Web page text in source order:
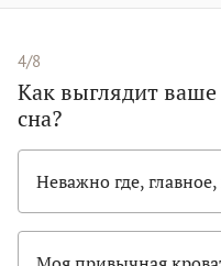
4/8
Как выглядит
сна?
Неважно где,